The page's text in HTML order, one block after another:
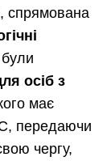
спрямована
були
осіб з
має
передаючи
чергу,